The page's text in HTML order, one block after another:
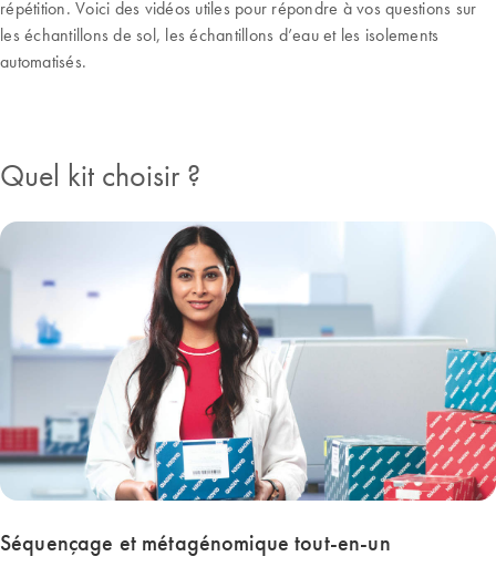
répétition. Voici des vidéos utiles pour répondre à vos questions sur
les échantillons de sol, les échantillons d’eau et les isolements
automatisés.
Quel kit choisir ?
Séquençage et métagénomique tout-en-un